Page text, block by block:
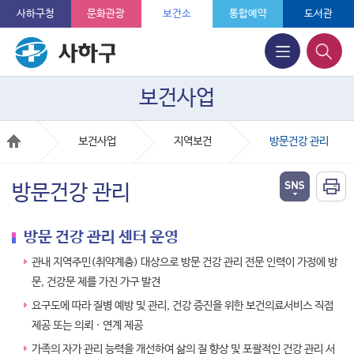
사하구청 문화관광 보건소 통합예약 도서관
보건사업
보건사업 지역보건 방문건강 관리
방문건강 관리
방문 건강 관리 센터 운영
관내 지역주민(취약계층) 대상으로 방문 건강 관리 전문 인력이 가정에 방
문, 건강문 제를 가진 가구 발견
요구도에 따라 질병 예방 및 관리, 건강 증진을 위한 보건의료서비스 직접
제공 또는 의뢰 · 연계 제공
가족의 자가 관리 능력을 개선하여 삶의 질 향상 및 포괄적인 건강 관리 서